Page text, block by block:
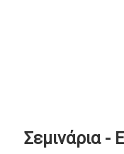
Σεμινάρια -